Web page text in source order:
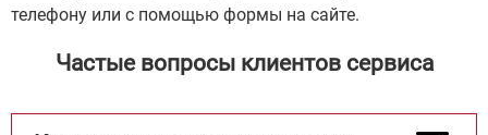
телефону или с помощью формы на сайте.
Частые вопросы клиентов сервиса